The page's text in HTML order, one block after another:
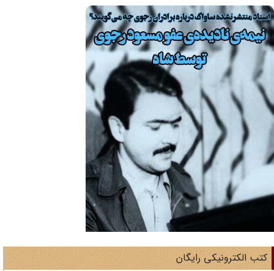
الکترونیکی رایگان